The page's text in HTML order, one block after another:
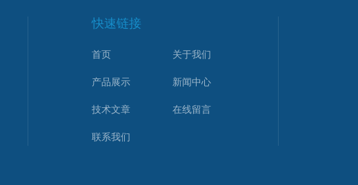
快速链接
首页 关于我们
产品展示 新闻中心
技术文章 在线留言
联系我们